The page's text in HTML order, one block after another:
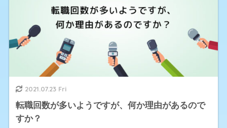
2021.07.23 Fri
転職回数が多いようですが、何か理由があるので
すか？